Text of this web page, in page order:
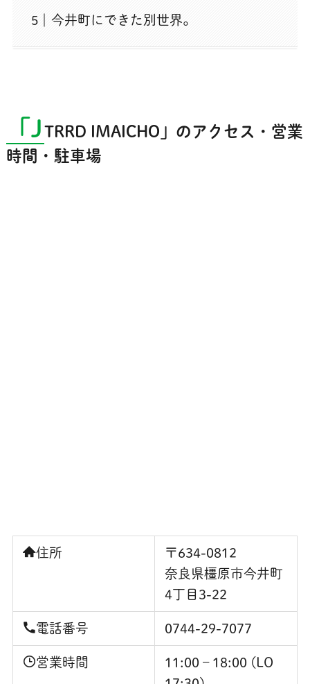
今井町にできた別世界。
「J TRRD IMAICHO」のアクセス・営業
時間・駐車場
住所
〒634-0812
奈良県橿原市今井町
4丁目3-22
電話番号 0744-29-7077
営業時間
11:00 – 18:00 (LO